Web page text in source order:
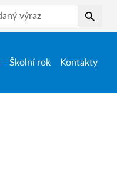
Školní rok Kontakty